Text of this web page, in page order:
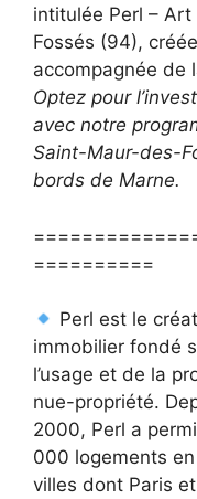
intitulée Perl –
Fossés (94),
accompagnée de
Optez pour
avec notre
Saint-Maur-des-
bords de Marne.
==========
Perl est le
immobilier fondé
l’usage et de la
nue-propriété.
2000, Perl a
000 logements
villes dont Paris